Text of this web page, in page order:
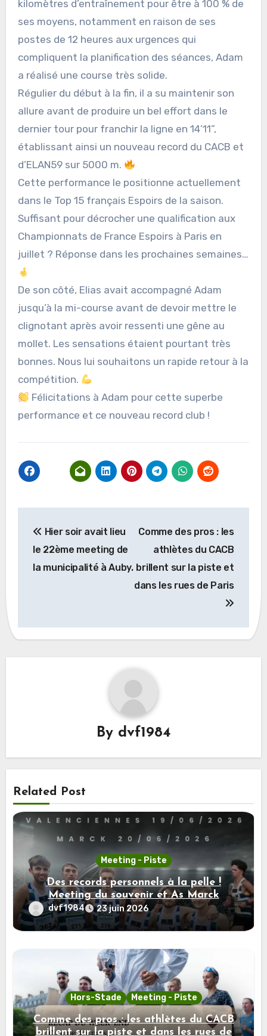
kilomètres d’entraînement pour être à 100 % de
ses moyens, notamment en raison de ses
postes de 12 heures aux urgences qui
compliquent la planification des séances, Adam
a réalisé une course très solide.
Régulier du début à la fin, il a su maintenir son
allure avant de produire un bel effort dans le
dernier tour pour franchir la ligne en 14’11”,
établissant ainsi un nouveau record du CACB et
d’ELAN59 sur 5000 m.
Cette performance le positionne actuellement
dans le Top 15 français Espoirs de la saison.
Suffisant pour décrocher une qualification aux
Championnats de France Espoirs à Paris en
juillet ? Réponse dans les prochaines semaines…
De son côté, Elias avait accompagné Adam
jusqu’à la mi-course avant de devoir mettre le
clignotant après avoir ressenti une gêne au
mollet. Les sensations étaient pourtant très
bonnes. Nous lui souhaitons un rapide retour à la
compétition.
Félicitations à Adam pour cette superbe
performance et ce nouveau record club !
de
l’article
Hier soir avait lieu
le 22ème meeting de
la municipalité à Auby.
Comme des pros : les
athlètes du CACB
brillent sur la piste et
dans les rues de Paris
By dvf1984
Related Post
Meeting - Piste
Des records personnels à la pelle !
Meeting du souvenir et As Marck
dvf1984 23 juin 2026
Hors-Stade Meeting - Piste
Comme des pros : les athlètes du CACB
brillent sur la piste et dans les rues de